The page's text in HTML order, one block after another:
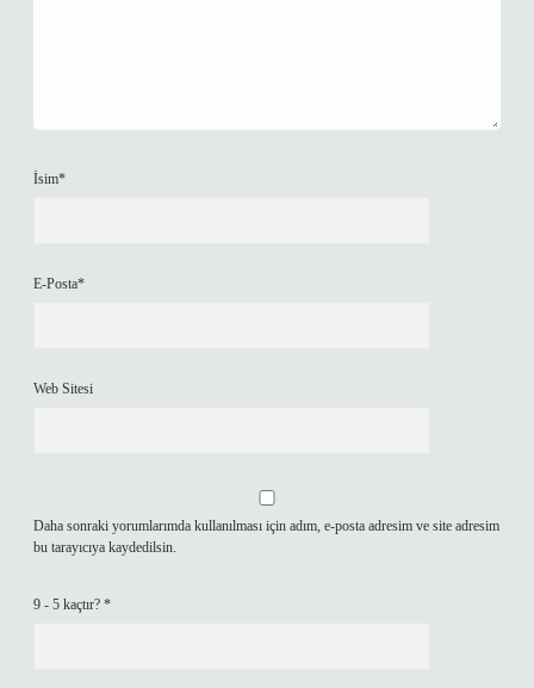
İsim*
E-Posta*
Web Sitesi
Daha sonraki yorumlarımda kullanılması için adım, e-posta adresim ve site adresim
bu tarayıcıya kaydedilsin.
9 - 5 kaçtır? *